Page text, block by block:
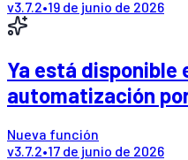
v3.7.2•19 de junio de 2026
Ya está disponible
automatización
Nueva función
v3.7.2•17 de junio de 2026